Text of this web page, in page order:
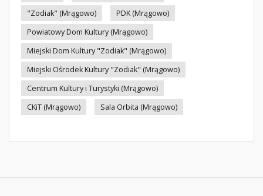
"Zodiak" (Mrągowo)
PDK (Mrągowo)
Powiatowy Dom Kultury (Mrągowo)
Miejski Dom Kultury "Zodiak" (Mrągowo)
Miejski Ośrodek Kultury "Zodiak" (Mrągowo)
Centrum Kultury i Turystyki (Mrągowo)
CKiT (Mrągowo)
Sala Orbita (Mrągowo)